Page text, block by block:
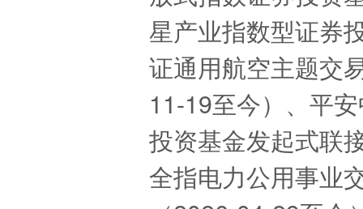
星产业指数型证券
证通用航空主题交
11-19至今）、平
投资基金发起式联
全指电力公用事业